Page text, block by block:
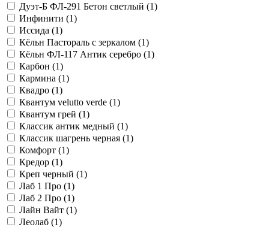
Дуэт-Б ФЛ-291 Бетон светлый (1)
Инфинити (1)
Иссида (1)
Кёльн Пастораль с зеркалом (1)
Кёльн ФЛ-117 Антик серебро (1)
Карбон (1)
Кармина (1)
Квадро (1)
Квантум velutto verde (1)
Квантум грей (1)
Классик антик медный (1)
Классик шагрень черная (1)
Комфорт (1)
Кредор (1)
Креп черный (1)
Лаб 1 Про (1)
Лаб 2 Про (1)
Лайн Вайт (1)
Леолаб (1)